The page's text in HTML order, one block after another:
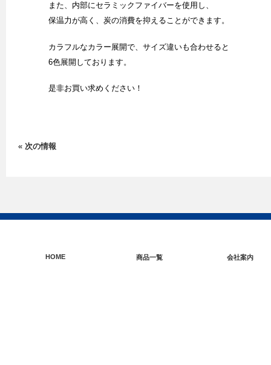
また、内部にセラミックファイバーを使用し、
保温力が高く、炭の消費を抑えることができます。
カラフルなカラー展開で、サイズ違いも合わせると
6色展開しております。
是非お買い求めください！
« 次の情報
HOME 商品一覧 会社案内